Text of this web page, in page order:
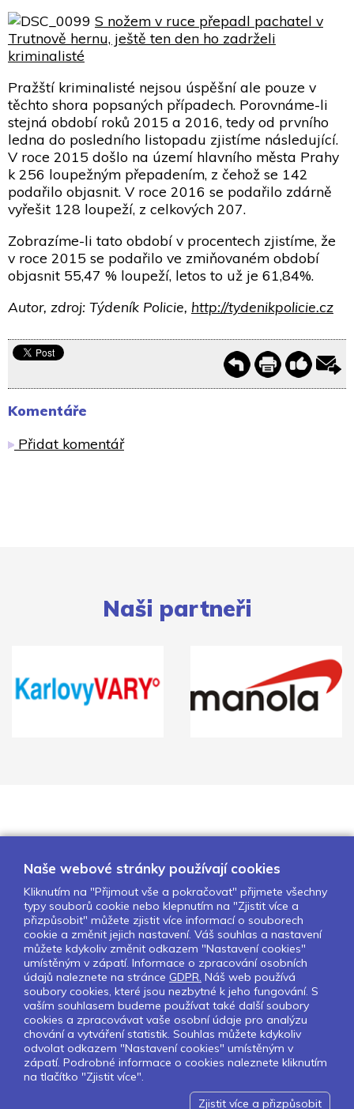
S nožem v ruce přepadl pachatel v
Trutnově hernu, ještě ten den ho zadrželi
kriminalisté
Pražští kriminalisté nejsou úspěšní ale pouze v
těchto shora popsaných případech. Porovnáme-li
stejná období roků 2015 a 2016, tedy od prvního
ledna do posledního listopadu zjistíme následující.
V roce 2015 došlo na území hlavního města Prahy
k 256 loupežným přepadením, z čehož se 142
podařilo objasnit. V roce 2016 se podařilo zdárně
vyřešit 128 loupeží, z celkových 207.
Zobrazíme-li tato období v procentech zjistíme, že
v roce 2015 se podařilo ve zmiňovaném období
objasnit 55,47 % loupeží, letos to už je 61,84%.
Autor, zdroj: Týdeník Policie, http://tydenikpolicie.cz
Komentáře
Přidat komentář
Naši partneři
O nás Naše projekty
Pro školy
Partneři
Kontakty
GDPR
Nastavení cookies
Sledujte nás:
Pokud chcete dostávat pravidelný
Newsletter klikněte
Naše webové stránky používají cookies
Kliknutím na "Přijmout vše a pokračovat" přijmete všechny
typy souborů cookie nebo klepnutím na "Zjistit více a
přizpůsobit" můžete zjistit více informací o souborech
cookie a změnit jejich nastavení. Váš souhlas a nastavení
můžete kdykoliv změnit odkazem "Nastavení cookies"
umístěným v zápatí. Informace o zpracování osobních
údajů naleznete na stránce GDPR. Náš web používá
soubory cookies, které jsou nezbytné k jeho fungování. S
vaším souhlasem budeme používat také další soubory
cookies a zpracovávat vaše osobní údaje pro analýzu
chování a vytváření statistik. Souhlas můžete kdykoliv
odvolat odkazem "Nastavení cookies" umístěným v
zápatí. Podrobné informace o cookies naleznete kliknutím
na tlačítko "Zjistit více".
Zjistit více a přizpůsobit